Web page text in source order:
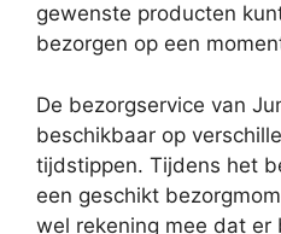
gewenste producten
bezorgen op een
De bezorgservice van
beschikbaar op
tijdstippen. Tijdens het
een geschikt
wel rekening mee dat er